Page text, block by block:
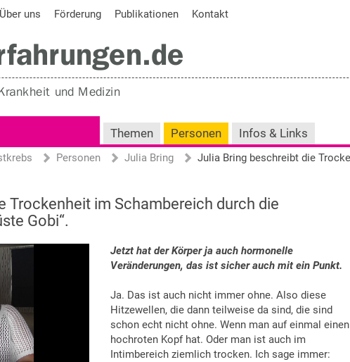
Über uns Förderung Publikationen Kontakt
Themen Personen Infos & Links
Personen Julia Bring
Trockenheit im Schambereich durch die
Gobi“.
Jetzt hat der Körper ja auch hormonelle
Veränderungen, das ist sicher auch mit ein Punkt.
Ja. Das ist auch nicht immer ohne. Also diese
Hitzewellen, die dann teilweise da sind, die sind
schon echt nicht ohne. Wenn man auf einmal einen
hochroten Kopf hat. Oder man ist auch im
Intimbereich ziemlich trocken. Ich sage immer: